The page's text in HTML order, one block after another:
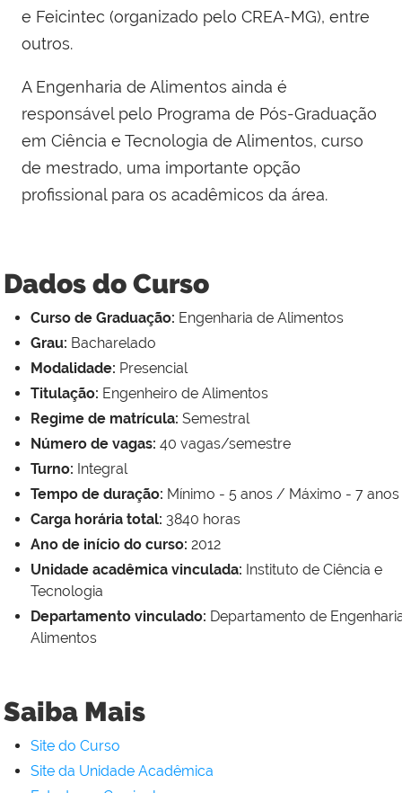
e Feicintec (organizado pelo CREA-MG), entre
outros.
A Engenharia de Alimentos ainda é
responsável pelo Programa de Pós-Graduação
em Ciência e Tecnologia de Alimentos, curso
de mestrado, uma importante opção
profissional para os acadêmicos da área.
Dados do Curso
Curso de Graduação: Engenharia de Alimentos
Grau: Bacharelado
Modalidade: Presencial
Titulação: Engenheiro de Alimentos
Regime de matrícula: Semestral
Número de vagas: 40 vagas/semestre
Turno: Integral
Tempo de duração: Mínimo - 5 anos / Máximo - 7 anos
Carga horária total: 3840 horas
Ano de início do curso: 2012
Unidade acadêmica vinculada: Instituto de Ciência e
Tecnologia
Departamento vinculado: Departamento de
Alimentos
Saiba Mais
Site do Curso
Site da Unidade Acadêmica